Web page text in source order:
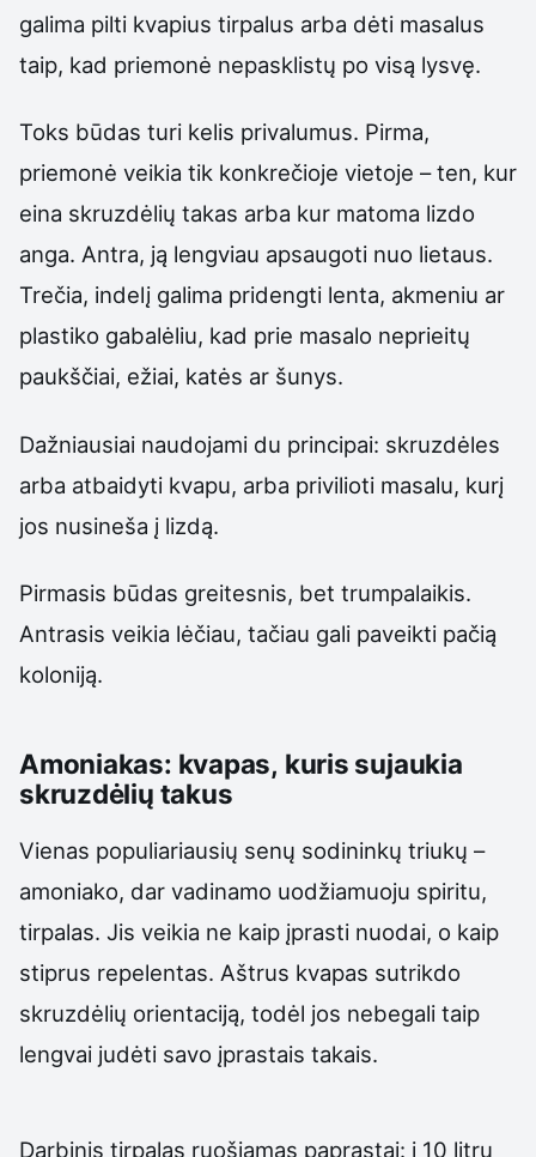
galima pilti kvapius tirpalus arba dėti masalus
taip, kad priemonė nepasklistų po visą lysvę.
Toks būdas turi kelis privalumus. Pirma,
priemonė veikia tik konkrečioje vietoje – ten, kur
eina skruzdėlių takas arba kur matoma lizdo
anga. Antra, ją lengviau apsaugoti nuo lietaus.
Trečia, indelį galima pridengti lenta, akmeniu ar
plastiko gabalėliu, kad prie masalo neprieitų
paukščiai, ežiai, katės ar šunys.
Dažniausiai naudojami du principai: skruzdėles
arba atbaidyti kvapu, arba privilioti masalu, kurį
jos nusineša į lizdą.
Pirmasis būdas greitesnis, bet trumpalaikis.
Antrasis veikia lėčiau, tačiau gali paveikti pačią
koloniją.
Amoniakas: kvapas, kuris sujaukia
skruzdėlių takus
Vienas populiariausių senų sodininkų triukų –
amoniako, dar vadinamo uodžiamuoju spiritu,
tirpalas. Jis veikia ne kaip įprasti nuodai, o kaip
stiprus repelentas. Aštrus kvapas sutrikdo
skruzdėlių orientaciją, todėl jos nebegali taip
lengvai judėti savo įprastais takais.
Darbinis tirpalas ruošiamas paprastai: į 10 litrų